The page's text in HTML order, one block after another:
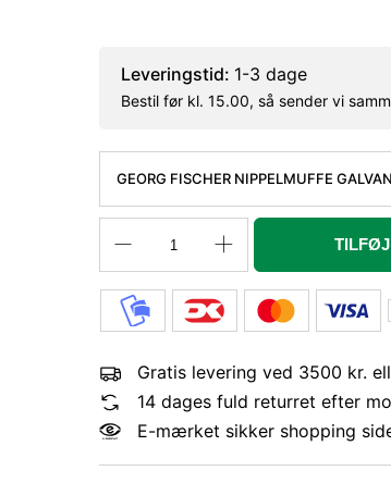
Leveringstid: 1-3 dage
Bestil før kl. 15.00, så sender vi
GEORG FISCHER NIPPELMUFFE
Gratis levering ved 3500 kr.
14 dages fuld returret efter
E-mærket sikker shopping